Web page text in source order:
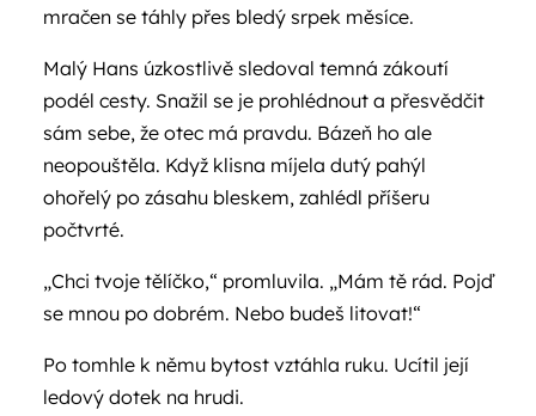
mračen se táhly přes bledý srpek měsíce.
Malý Hans úzkostlivě sledoval temná zákoutí
podél cesty. Snažil se je prohlédnout a přesvědčit
sám sebe, že otec má pravdu. Bázeň ho ale
neopouštěla. Když klisna míjela dutý pahýl
ohořelý po zásahu bleskem, zahlédl příšeru
počtvrté.
„Chci tvoje tělíčko,“ promluvila. „Mám tě rád. Pojď
se mnou po dobrém. Nebo budeš litovat!“
Po tomhle k němu bytost vztáhla ruku. Ucítil její
ledový dotek na hrudi.